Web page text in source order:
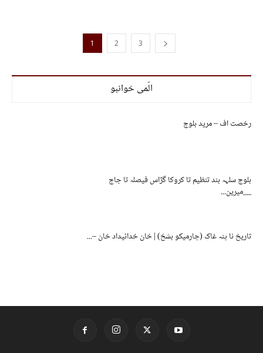
1 2 3
الّمی خوانبو
رخصت اف – مرید بلوچ
بلوچ سلہہ بند تنظیم تا کروکا گڑاس فیصلہ تا جاچ
__میرین...
تاریخ نا پنہ غاک (چارمیکو بشخ) | خان خدائیداد خان –...